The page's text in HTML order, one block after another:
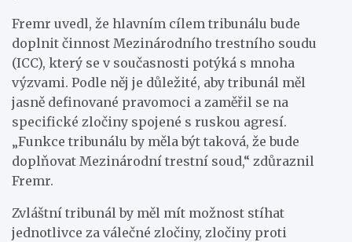
Fremr uvedl, že hlavním cílem tribunálu bude
doplnit činnost Mezinárodního trestního soudu
(ICC), který se v současnosti potýká s mnoha
výzvami. Podle něj je důležité, aby tribunál měl
jasně definované pravomoci a zaměřil se na
specifické zločiny spojené s ruskou agresí.
„Funkce tribunálu by měla být taková, že bude
doplňovat Mezinárodní trestní soud,“ zdůraznil
Fremr.
Zvláštní tribunál by měl mít možnost stíhat
jednotlivce za válečné zločiny, zločiny proti